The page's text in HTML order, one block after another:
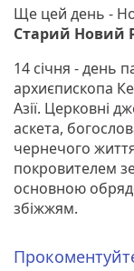
Ще цей день -
Старий Новий
14 січня - день
архиєпископа
Азії. Церковні
аскета,
чернечого
покровителем
основною
збіжжям.